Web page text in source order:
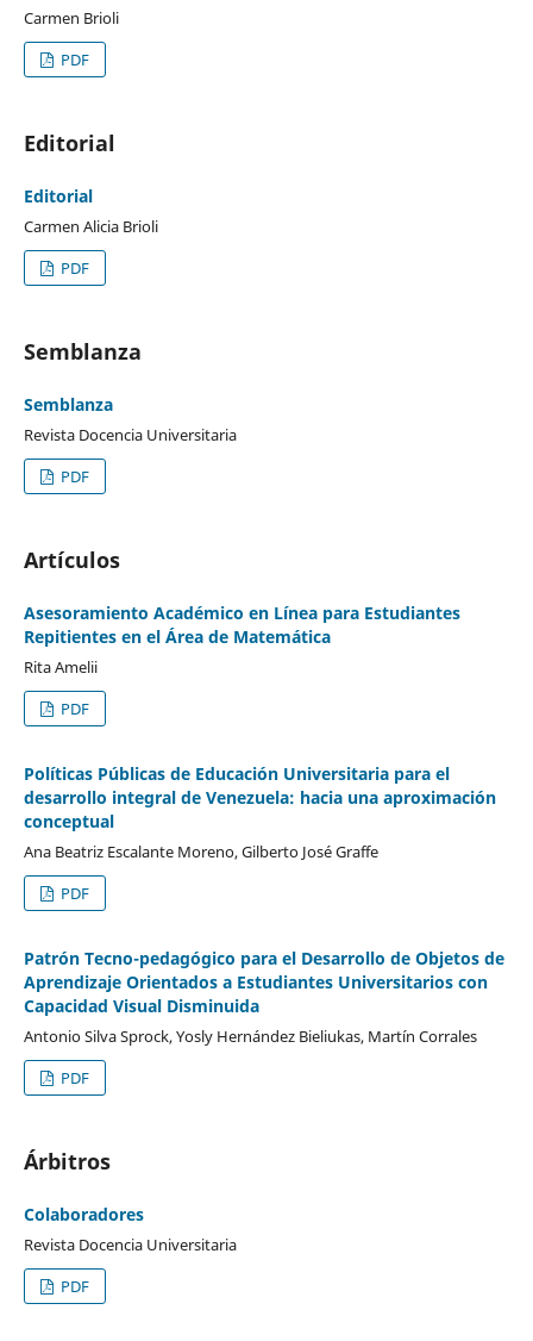
Carmen Brioli
PDF
Editorial
Editorial
Carmen Alicia Brioli
PDF
Semblanza
Semblanza
Revista Docencia Universitaria
PDF
Artículos
Asesoramiento Académico en Línea para Estudiantes
Repitientes en el Área de Matemática
Rita Amelii
PDF
Políticas Públicas de Educación Universitaria para el
desarrollo integral de Venezuela: hacia una aproximación
conceptual
Ana Beatriz Escalante Moreno, Gilberto José Graffe
PDF
Patrón Tecno-pedagógico para el Desarrollo de Objetos de
Aprendizaje Orientados a Estudiantes Universitarios con
Capacidad Visual Disminuida
Antonio Silva Sprock, Yosly Hernández Bieliukas, Martín Corrales
PDF
Árbitros
Colaboradores
Revista Docencia Universitaria
PDF